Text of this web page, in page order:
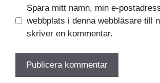
Spara mitt namn, min e-
webbplats i denna webbläsare till
skriver en kommentar.